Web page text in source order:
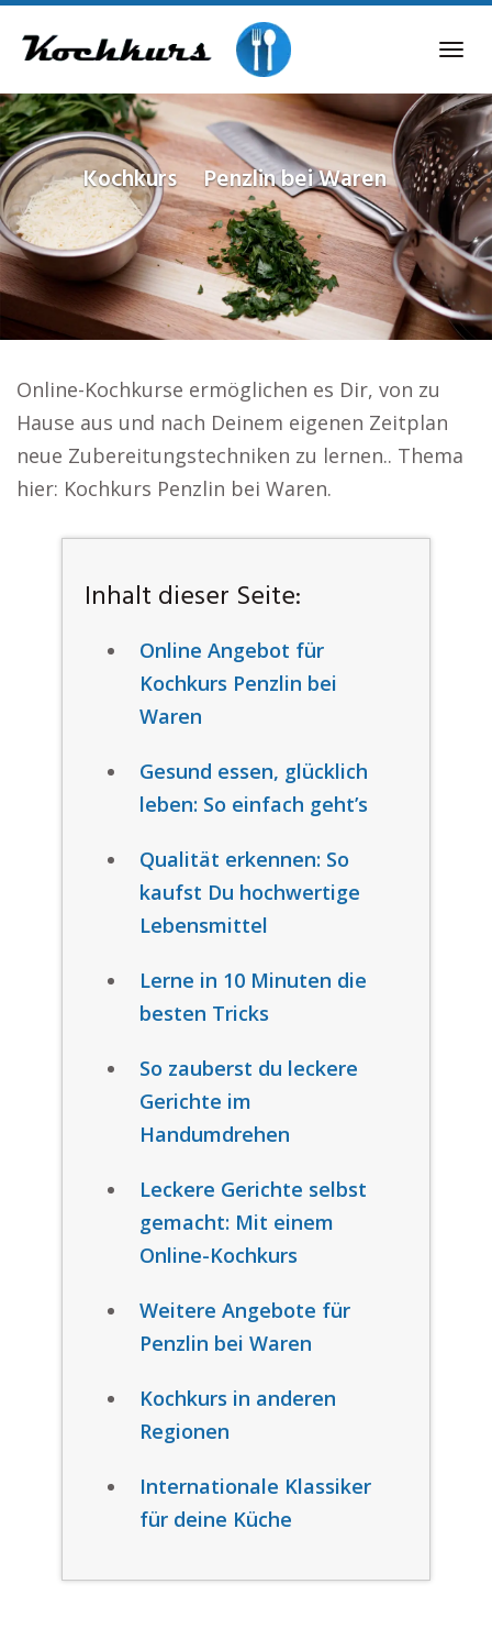
content
Kochkurs Penzlin bei Waren
Online-Kochkurse ermöglichen es Dir, von zu
Hause aus und nach Deinem eigenen Zeitplan
neue Zubereitungstechniken zu lernen.. Thema
hier: Kochkurs Penzlin bei Waren.
Inhalt dieser Seite:
Online Angebot für
Kochkurs Penzlin bei
Waren
Gesund essen, glücklich
leben: So einfach geht’s
Qualität erkennen: So
kaufst Du hochwertige
Lebensmittel
Lerne in 10 Minuten die
besten Tricks
So zauberst du leckere
Gerichte im
Handumdrehen
Leckere Gerichte selbst
gemacht: Mit einem
Online-Kochkurs
Weitere Angebote für
Penzlin bei Waren
Kochkurs in anderen
Regionen
Internationale Klassiker
für deine Küche